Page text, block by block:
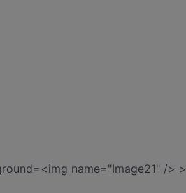
name="Image21" /> >